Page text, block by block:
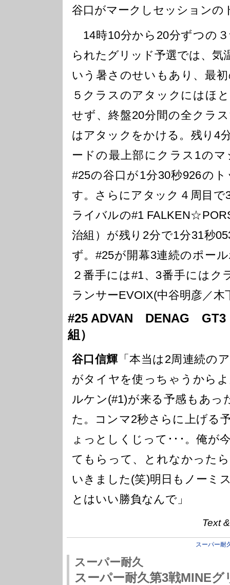
谷口がマークしセッションの
14時10分から20分ずつの
られたグリッド予選では、気
いう暑さのせいもあり、最
５クラスのアタックにはほ
せず、終盤20分間の全クラ
はアタックをかける。残り4
ードの最上部にクラス1の
#25の谷口が1分30秒926の
す。さらにアタック４周目で
ライバルの#1
治組）が残り2分で1分31秒
ず。#25が開幕3連続のポー
２番手には#1、3番手にはク
ランサーEVOIX(中谷明彦／木
#25 ADVAN DENAG GT3
組）
谷口信輝 「本当は2周連続の
がタイヤを使っちゃうから
ルケン(#1)が来る予感もあっ
た。コンマ2秒さらに上げる
ょっとしくじって･･･。俺が
てもらって、とれなかった
いきました(笑)明日もノーミ
とはいい勝負なんで」
Text
スーパー耐
スーパー耐久
スーパー耐久第3戦MINEグ